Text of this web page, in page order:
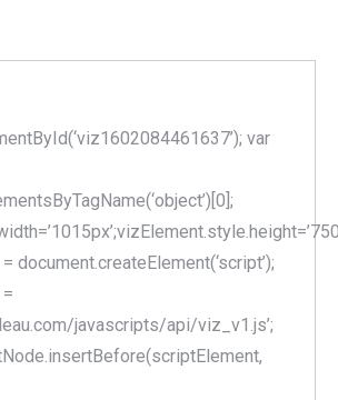
var
document.createElement(‘script’);
javascripts/api/viz_v1.js’;